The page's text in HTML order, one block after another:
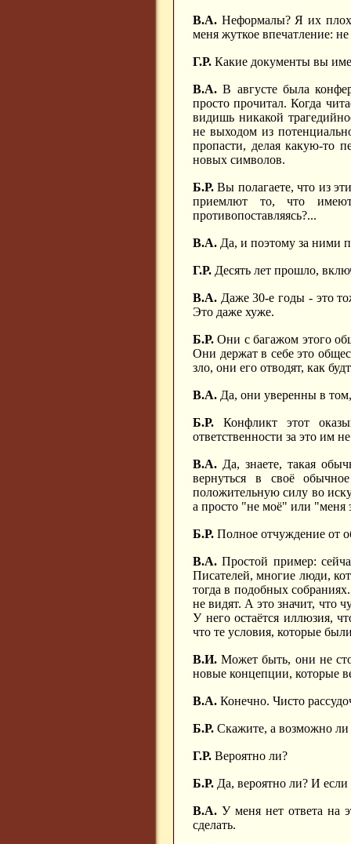
В.А. Неформалы? Я их
меня жуткое впечатление:
Г.Р. Какие документы вы
В.А. В августе была
просто прочитал. Когда
видишь никакой
не выходом из
пропасти, делая какую-то
новых символов.
Б.Р. Вы полагаете, что из
приемлют то, что
противопоставляясь?...
В.А. Да, и поэтому за ними
Г.Р. Десять лет прошло,
В.А. Даже 30-е годы - это
Это даже хуже.
Б.Р. Они с багажом этого
Они держат в себе это
зло, они его отводят, как
В.А. Да, они уверенны в том,
Б.Р. Конфликт этот
ответственности за это им
В.А. Да, знаете, такая
вернуться в своё
положительную силу во
а просто "не моё" или "меня
Б.Р. Полное отчуждение от
В.А. Простой пример:
Писателей, многие люди,
тогда в подобных
не видят. А это значит, что
У него остаётся иллюзия,
что те условия, которые
В.И. Может быть, они не
новые концепции, которые
В.А. Конечно. Чисто
Б.Р. Скажите, а возможно ли
Г.Р. Вероятно ли?
Б.Р. Да, вероятно ли? И
В.А. У меня нет ответа на
сделать.